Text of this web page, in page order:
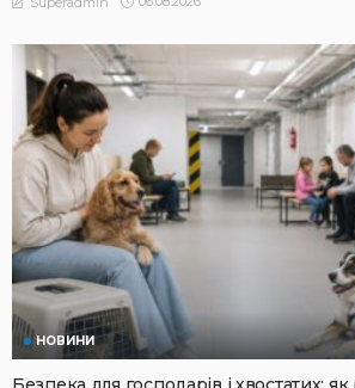
НОВИНИ